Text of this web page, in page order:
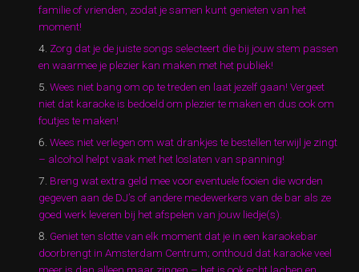
familie of vrienden, zodat je samen kunt genieten van het
moment!
Zorg dat je de juiste songs selecteert die bij jouw stem passen
en waarmee je plezier kan maken met het publiek!
Wees niet bang om op te treden en laat jezelf gaan! Vergeet
niet dat karaoke is bedoeld om plezier te maken en dus ook om
foutjes te maken!
Wees niet verlegen om wat drankjes te bestellen terwijl je zingt
– alcohol helpt vaak met het loslaten van spanning!
Breng wat extra geld mee voor eventuele fooien die worden
gegeven aan de DJ’s of andere medewerkers van de bar als ze
goed werk leveren bij het afspelen van jouw liedje(s).
Geniet ten slotte van elk moment dat je in een karaokebar
doorbrengt in Amsterdam Centrum; onthoud dat karaoke veel